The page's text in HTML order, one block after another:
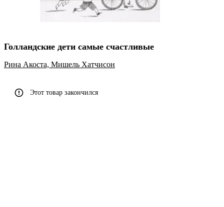
Голландские дети самые счастливые
Рина Акоста, Мишель Хатчисон
Этот товар закончился